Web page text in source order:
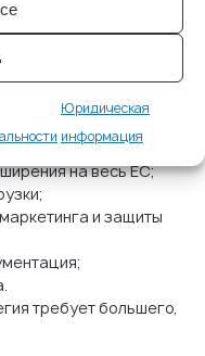
Юридическая
информация
оценивают
на весь ЕС;
и защиты
требует большего,